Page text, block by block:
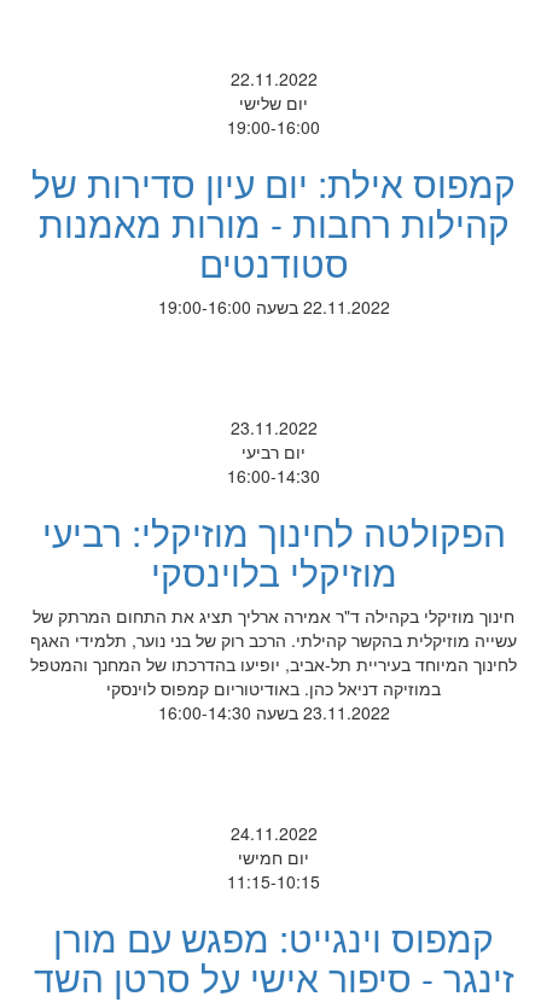
22.11.2022
יום שלישי
19:00-16:00
קמפוס אילת: יום עיון סדירות של
קהילות רחבות - מורות מאמנות
סטודנטים
22.11.2022 בשעה 19:00-16:00
23.11.2022
יום רביעי
16:00-14:30
הפקולטה לחינוך מוזיקלי: רביעי
מוזיקלי בלוינסקי
חינוך מוזיקלי בקהילה ד"ר אמירה ארליך תציג את התחום המרתק של
עשייה מוזיקלית בהקשר קהילתי. הרכב רוק של בני נוער, תלמידי האגף
לחינוך המיוחד בעיריית תל-אביב, יופיעו בהדרכתו של המחנך והמטפל
במוזיקה דניאל כהן. באודיטוריום קמפוס לוינסקי
23.11.2022 בשעה 16:00-14:30
24.11.2022
יום חמישי
11:15-10:15
קמפוס וינגייט: מפגש עם מורן
זינגר - סיפור אישי על סרטן השד